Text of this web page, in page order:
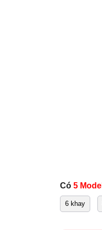
Có 5 Model
6 khay